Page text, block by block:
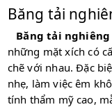
Băng tải
Băng tải
những mặt xích có
chẽ với nhau. Đặc
nhẹ, làm việc êm
tính thẩm mỹ cao,